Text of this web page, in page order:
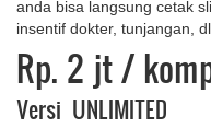
anda bisa langsung cetak
insentif dokter, tunjangan,
Rp. 2 jt/
Versi UNLIMITED